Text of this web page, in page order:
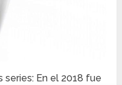
series: En el 2018 fue